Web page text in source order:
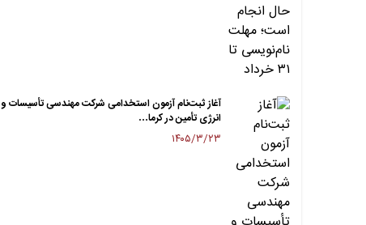
آغاز ثبت‌نام آزمون استخدامی شرکت مهندسی تأسیسات و
انرژی تأمین در کرما…
۱۴۰۵/۳/۲۳